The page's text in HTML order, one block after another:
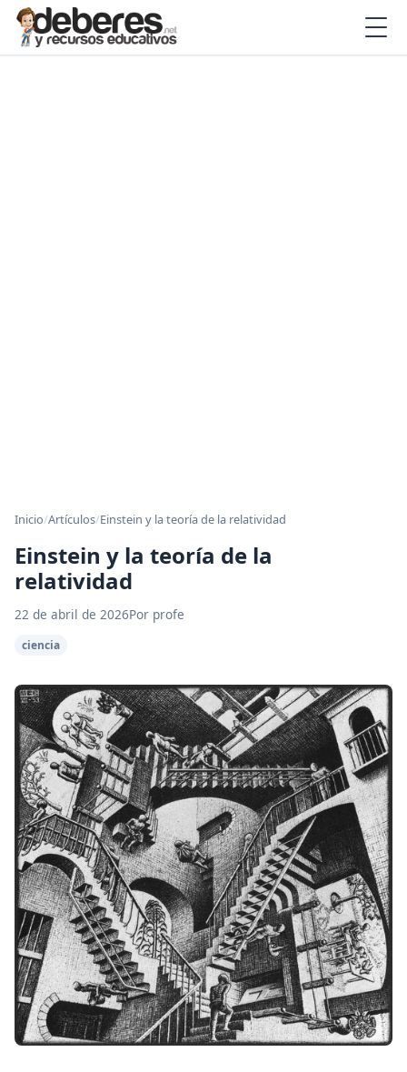
Inicio/Artículos/Einstein y la teoría de la relatividad
Einstein y la teoría de la
relatividad
22 de abril de 2026Por profe
ciencia